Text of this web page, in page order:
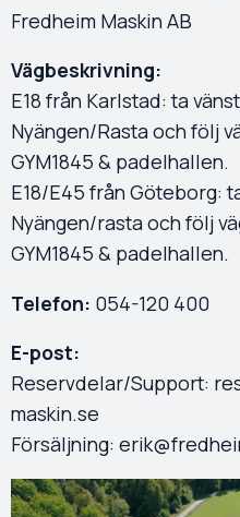
Fredheim Maskin AB
Vägbeskrivning:
E18 från Karlstad: ta
Nyängen/Rasta och följ
GYM1845 & padelhallen.
E18/E45 från Göteborg:
Nyängen/rasta och följ
GYM1845 & padelhallen.
Telefon: 054-120 400
E-post:
Reservdelar/Support:
maskin.se
Försäljning: